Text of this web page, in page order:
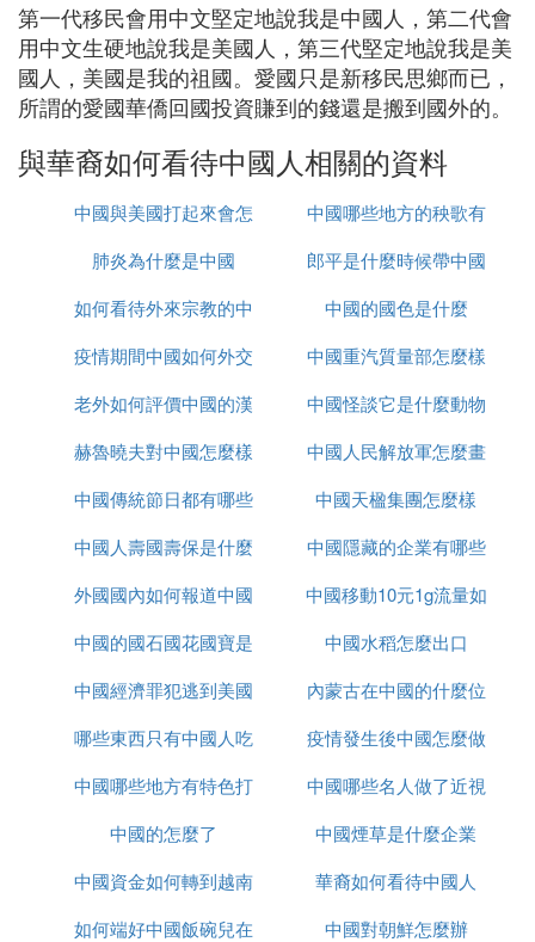
第一代移民會用中文堅定地說我是中國人，第二代會
用中文生硬地說我是美國人，第三代堅定地說我是美
國人，美國是我的祖國。愛國只是新移民思鄉而已，
所謂的愛國華僑回國投資賺到的錢還是搬到國外的。
與華裔如何看待中國人相關的資料
中國與美國打起來會怎
麼樣
中國哪些地方的秧歌有
名
肺炎為什麼是中國
郎平是什麼時候帶中國
女排的
如何看待外來宗教的中
國化
中國的國色是什麼
疫情期間中國如何外交
中國重汽質量部怎麼樣
老外如何評價中國的漢
服
中國怪談它是什麼動物
赫魯曉夫對中國怎麼樣
中國人民解放軍怎麼畫
的
中國傳統節日都有哪些
中國天楹集團怎麼樣
中國人壽國壽保是什麼
中國隱藏的企業有哪些
外國國內如何報道中國
疫情
中國移動10元1g流量如
何取消
中國的國石國花國寶是
什麼
中國水稻怎麼出口
中國經濟罪犯逃到美國
怎麼辦
內蒙古在中國的什麼位
置
哪些東西只有中國人吃
疫情發生後中國怎麼做
的
中國哪些地方有特色打
鼓
中國哪些名人做了近視
手術
中國的怎麼了
中國煙草是什麼企業
中國資金如何轉到越南
炒股
華裔如何看待中國人
如何端好中國飯碗兒在
中國對朝鮮怎麼辦